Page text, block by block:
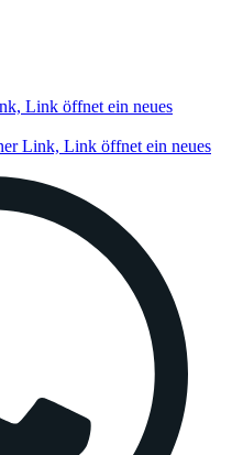
Link öffnet ein neues
Link, Link öffnet ein neues